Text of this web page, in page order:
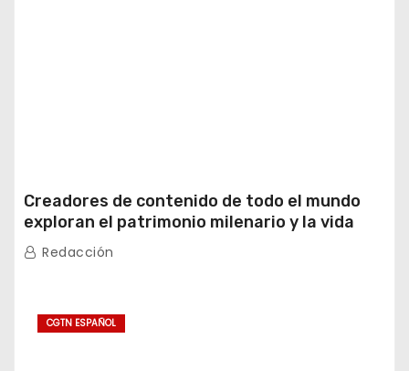
Creadores de contenido de todo el mundo
exploran el patrimonio milenario y la vida
moderna de Xinjiang
Redacción
CGTN ESPAÑOL